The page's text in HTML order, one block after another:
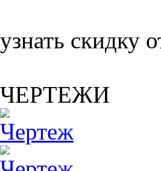
узнать скидку
ЧЕРТЕЖИ